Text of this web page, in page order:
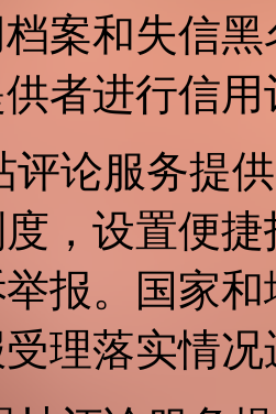
案和失信
者进行信用
评论服务提
，设置便
报。国家
理落实情